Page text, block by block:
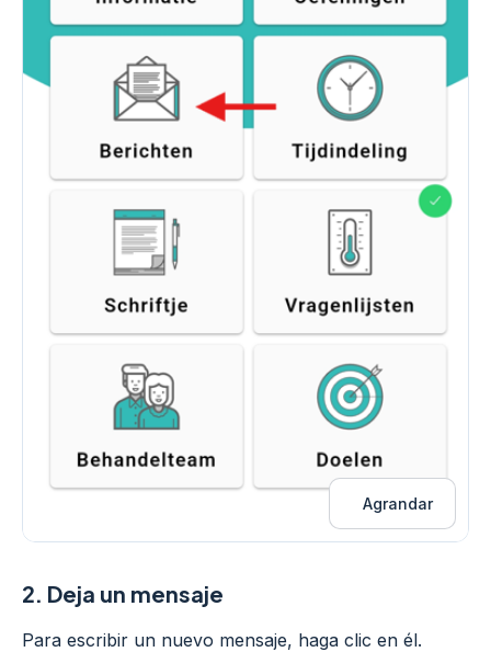
Agrandar
2. Deja un mensaje
Para escribir un nuevo mensaje, haga clic en él.